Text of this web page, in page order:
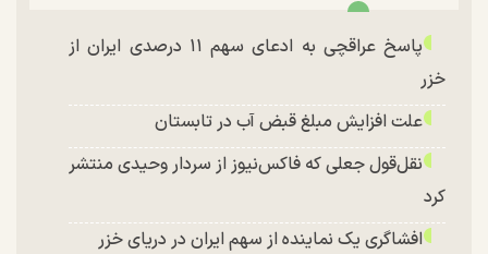
پاسخ عراقچی به ادعای سهم ۱۱ درصدی ایران از
خزر
علت افزایش مبلغ قبض آب در تابستان
نقل‌قول جعلی که فاکس‌نیوز از سردار وحیدی منتشر
کرد
افشاگری یک نماینده از سهم ایران در دریای خزر